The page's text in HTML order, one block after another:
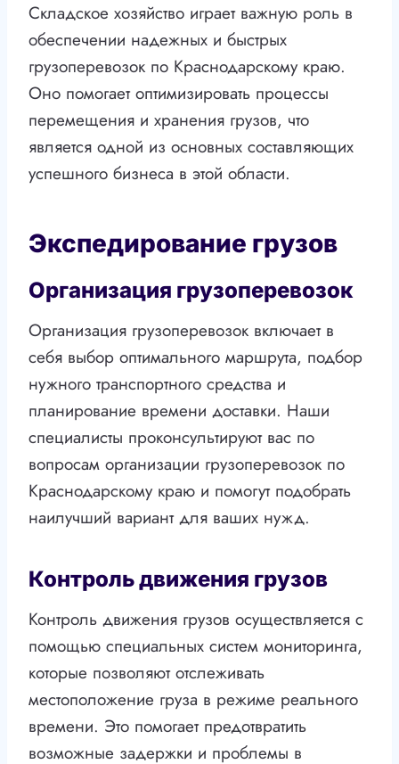
Складское хозяйство играет важную роль в
обеспечении надежных и быстрых
грузоперевозок по Краснодарскому краю.
Оно помогает оптимизировать процессы
перемещения и хранения грузов, что
является одной из основных составляющих
успешного бизнеса в этой области.
Экспедирование грузов
Организация грузоперевозок
Организация грузоперевозок включает в
себя выбор оптимального маршрута, подбор
нужного транспортного средства и
планирование времени доставки. Наши
специалисты проконсультируют вас по
вопросам организации грузоперевозок по
Краснодарскому краю и помогут подобрать
наилучший вариант для ваших нужд.
Контроль движения грузов
Контроль движения грузов осуществляется с
помощью специальных систем мониторинга,
которые позволяют отслеживать
местоположение груза в режиме реального
времени. Это помогает предотвратить
возможные задержки и проблемы в